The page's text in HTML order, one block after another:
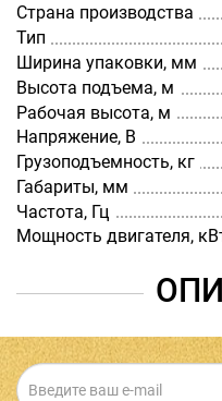
Страна производства
Тип
Ширина упаковки, мм
Высота подъема, м
Рабочая высота, м
Напряжение, В
Грузоподъемность, кг
Габариты, мм
Частота, Гц
Мощность двигателя,